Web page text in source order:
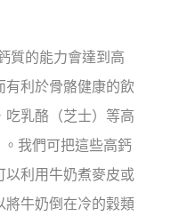
質的能力會達到高
有利於骨骼健康的飲
吃乳酪（芝士）等高
。我們可把這些高鈣
以利用牛奶煮麥皮或
將牛奶倒在冷的穀類